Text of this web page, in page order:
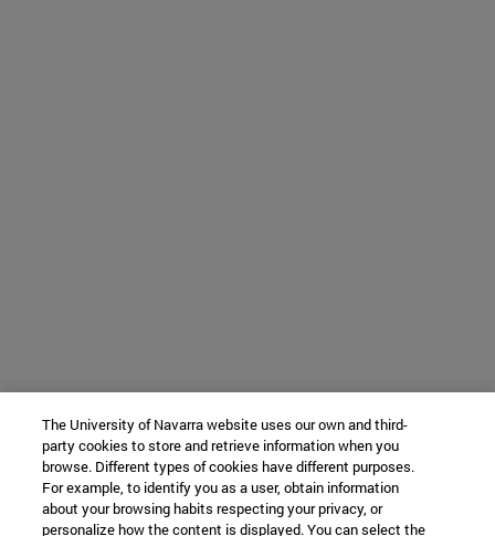
The University of Navarra website uses our own and third-
party cookies to store and retrieve information when you
browse. Different types of cookies have different purposes.
For example, to identify you as a user, obtain information
about your browsing habits respecting your privacy, or
personalize how the content is displayed. You can select the